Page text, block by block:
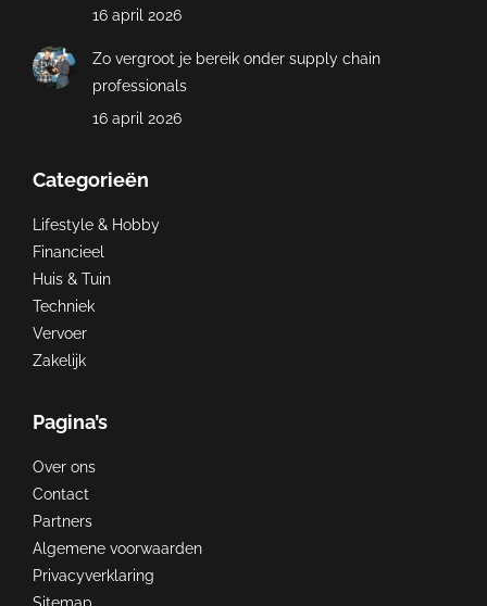
16 april 2026
Zo vergroot je bereik onder supply chain
professionals
16 april 2026
Categorieën
Lifestyle & Hobby
Financieel
Huis & Tuin
Techniek
Vervoer
Zakelijk
Pagina’s
Over ons
Contact
Partners
Algemene voorwaarden
Privacyverklaring